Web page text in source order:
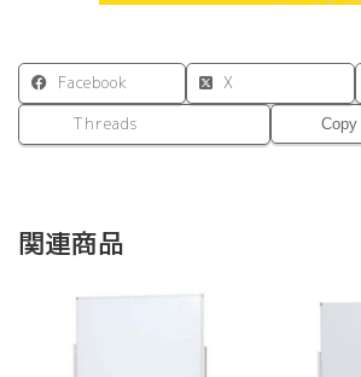
Facebook X
Threads
Copy
関連商品